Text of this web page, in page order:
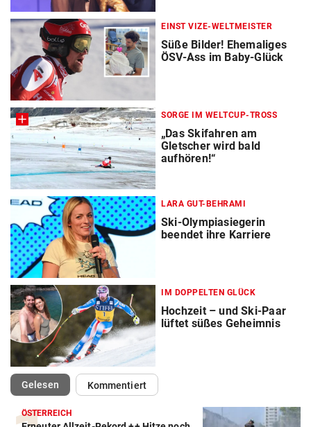
EINST VIZE-WELTMEISTER
Süße Bilder! Ehemaliges
ÖSV-Ass im Baby-Glück
SORGE IM WELTCUP-TROSS
„Das Skifahren am
Gletscher wird bald
aufhören!“
LARA GUT-BEHRAMI
Ski-Olympiasiegerin
beendet ihre Karriere
IM DOPPELTEN GLÜCK
Hochzeit – und Ski-Paar
lüftet süßes Geheimnis
Gelesen(ausgewählt)Kommentiert
ÖSTERREICH